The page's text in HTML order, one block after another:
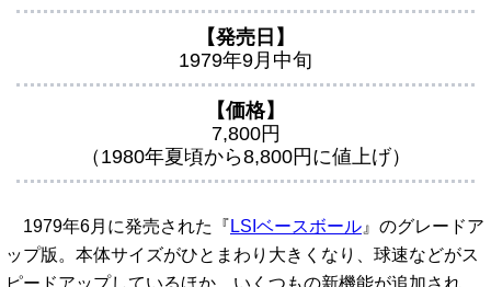
【発売日】
1979年9月中旬
【価格】
7,800円
（1980年夏頃から8,800円に値上げ）
1979年6月に発売された『 LSIベースボール 』のグレードア
ップ版。本体サイズがひとまわり大きくなり、球速などがス